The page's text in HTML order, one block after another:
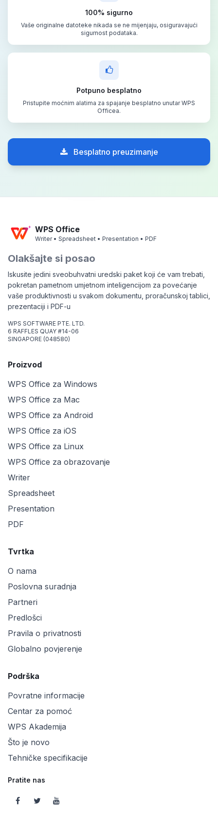
100% sigurno
Vaše originalne datoteke nikada se ne mijenjaju, osiguravajući
sigurnost podataka.
Potpuno besplatno
Pristupite moćnim alatima za spajanje besplatno unutar WPS
Officea.
Besplatno preuzimanje
WPS Office
Writer • Spreadsheet • Presentation • PDF
Olakšajte si posao
Iskusite jedini sveobuhvatni uredski paket koji će vam trebati,
pokretan pametnom umjetnom inteligencijom za povećanje
vaše produktivnosti u svakom dokumentu, proračunskoj tablici,
prezentaciji i PDF-u
WPS SOFTWARE PTE. LTD.
6 RAFFLES QUAY #14-06
SINGAPORE (048580)
Proizvod
WPS Office za Windows
WPS Office za Mac
WPS Office za Android
WPS Office za iOS
WPS Office za Linux
WPS Office za obrazovanje
Writer
Spreadsheet
Presentation
PDF
Tvrtka
O nama
Poslovna suradnja
Partneri
Predlošci
Pravila o privatnosti
Globalno povjerenje
Podrška
Povratne informacije
Centar za pomoć
WPS Akademija
Što je novo
Tehničke specifikacije
Pratite nas